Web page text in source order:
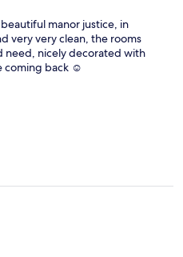
manor justice, in
very very clean, the rooms
need, nicely decorated with
coming back ☺️